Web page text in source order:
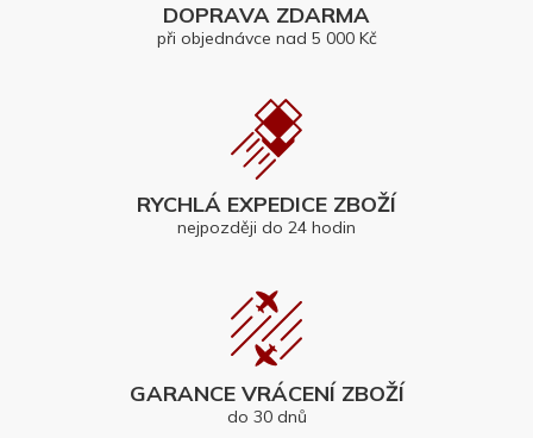
DOPRAVA ZDARMA
při objednávce nad 5 000 Kč
RYCHLÁ EXPEDICE ZBOŽÍ
nejpozději do 24 hodin
GARANCE VRÁCENÍ ZBOŽÍ
do 30 dnů